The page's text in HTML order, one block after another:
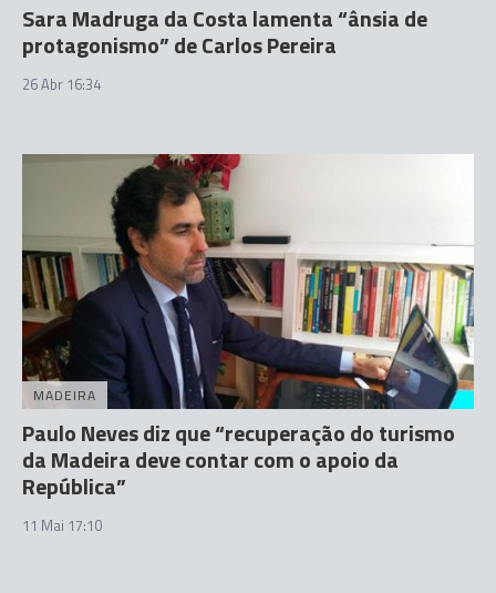
Sara Madruga da Costa lamenta “ânsia de
protagonismo” de Carlos Pereira
26 Abr 16:34
MADEIRA
Paulo Neves diz que “recuperação do turismo
da Madeira deve contar com o apoio da
República”
11 Mai 17:10